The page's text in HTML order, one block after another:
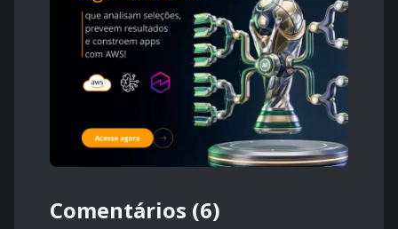
Comentários (6)